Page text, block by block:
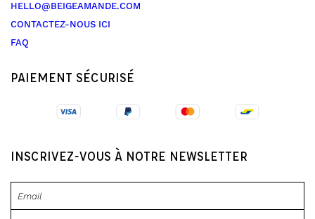
HELLO@BEIGEAMANDE.COM
CONTACTEZ-NOUS ICI
FAQ
PAIEMENT SÉCURISÉ
INSCRIVEZ-VOUS À NOTRE NEWSLETTER